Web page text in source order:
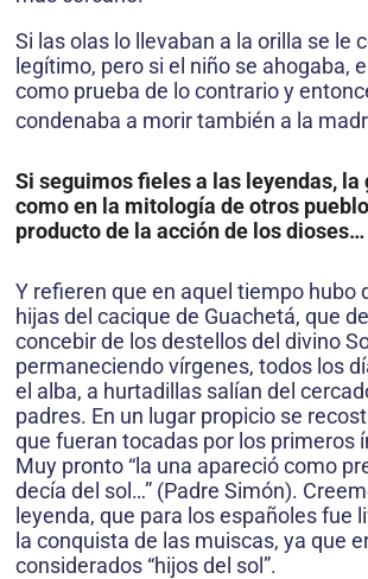
Si las olas lo llevaban a la orilla se le
legítimo, pero si el niño se ahogaba,
como prueba de lo contrario y
condenaba a morir también a la
Si seguimos fieles a las leyendas, la
como en la mitología de otros
producto de la acción de los dioses…
Y refieren que en aquel tiempo hubo
hijas del cacique de Guachetá, que
concebir de los destellos del divino
permaneciendo vírgenes, todos los
el alba, a hurtadillas salían del
padres. En un lugar propicio se
que fueran tocadas por los primeros
Muy pronto “la una apareció como
decía del sol…” (Padre Simón).
leyenda, que para los españoles fue
la conquista de las muiscas, ya que
considerados “hijos del sol”.